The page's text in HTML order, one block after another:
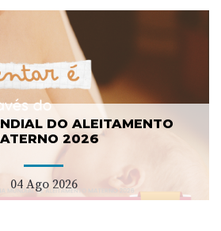
DO ALEITAMENTO
2026
04 Ago 2026